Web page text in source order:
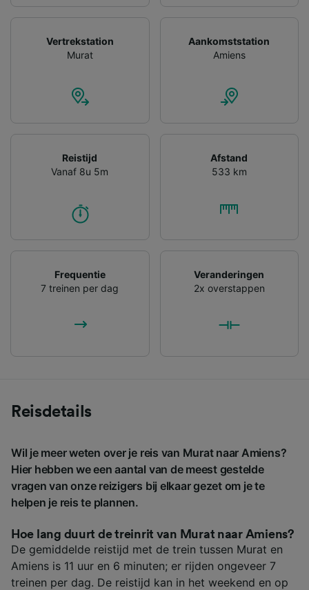
Vertrekstation
Murat
Aankomststation
Amiens
Reistijd
Vanaf 8u 5m
Afstand
533 km
Frequentie
7 treinen per dag
Veranderingen
2x overstappen
Reisdetails
Wil je meer weten over je reis van Murat naar Amiens?
Hier hebben we een aantal van de meest gestelde
vragen van onze reizigers bij elkaar gezet om je te
helpen je reis te plannen.
Hoe lang duurt de treinrit van Murat naar Amiens?
De gemiddelde reistijd met de trein tussen Murat en
Amiens is 11 uur en 6 minuten; er rijden ongeveer 7
treinen per dag. De reistijd kan in het weekend en op